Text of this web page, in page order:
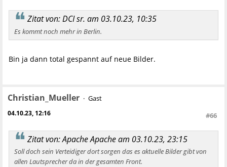
Zitat von: DCI sr. am 03.10.23, 10:35
Es kommt noch mehr in Berlin.
Bin ja dann total gespannt auf neue Bilder.
Christian_Mueller Gast
04.10.23, 12:16 #66
Zitat von: Apache Apache am 03.10.23, 23:15
Soll doch sein Verteidiger dort sorgen das es aktuelle Bilder gibt von
allen Lautsprecher da in der gesamten Front.